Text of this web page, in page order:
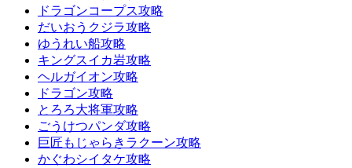
ドラゴンコープス攻略
だいおうクジラ攻略
ゆうれい船攻略
キングスイカ岩攻略
ヘルガイオン攻略
ドラゴン攻略
とろろ大将軍攻略
ごうけつパンダ攻略
巨匠もじゃらきラクーン攻略
かぐわシイタケ攻略